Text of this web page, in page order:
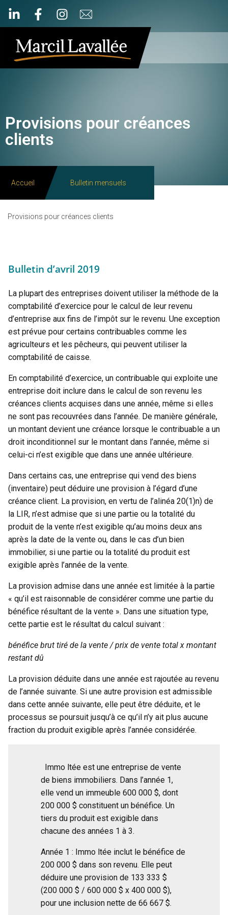
Provisions pour créances
clients
Accueil Bulletin mensuels
Provisions pour créances clients
Bulletin d’avril 2019
La plupart des entreprises doivent utiliser la méthode de la
comptabilité d’exercice pour le calcul de leur revenu
d’entreprise aux fins de l’impôt sur le revenu. Une exception
est prévue pour certains contribuables comme les
agriculteurs et les pêcheurs, qui peuvent utiliser la
comptabilité de caisse.
En comptabilité d’exercice, un contribuable qui exploite une
entreprise doit inclure dans le calcul de son revenu les
créances clients acquises dans une année, même si elles
ne sont pas recouvrées dans l’année. De manière générale,
un montant devient une créance lorsque le contribuable a un
droit inconditionnel sur le montant dans l’année, même si
celui-ci n’est exigible que dans une année ultérieure.
Dans certains cas, une entreprise qui vend des biens
(inventaire) peut déduire une provision à l’égard d’une
créance client. La provision, en vertu de l’alinéa 20(1)n) de
la LIR, n’est admise que si une partie ou la totalité du
produit de la vente n’est exigible qu’au moins deux ans
après la date de la vente ou, dans le cas d’un bien
immobilier, si une partie ou la totalité du produit est
exigible après l’année de la vente.
La provision admise dans une année est limitée à la partie
« qu’il est raisonnable de considérer comme une partie du
bénéfice résultant de la vente ». Dans une situation type,
cette partie est le résultat du calcul suivant :
bénéfice brut tiré de la vente / prix de vente total x montant
restant dû
La provision déduite dans une année est rajoutée au revenu
de l’année suivante. Si une autre provision est admissible
dans cette année suivante, elle peut être déduite, et le
processus se poursuit jusqu’à ce qu’il n’y ait plus aucune
fraction du produit exigible après l’année considérée.
Immo ltée est une entreprise de vente
de biens immobiliers. Dans l’année 1,
elle vend un immeuble 600 000 $, dont
200 000 $ constituent un bénéfice. Un
tiers du produit est exigible dans
chacune des années 1 à 3.
Année 1 : Immo ltée inclut le bénéfice de
200 000 $ dans son revenu. Elle peut
déduire une provision de 133 333 $
(200 000 $ / 600 000 $ x 400 000 $),
pour une inclusion nette de 66 667 $.